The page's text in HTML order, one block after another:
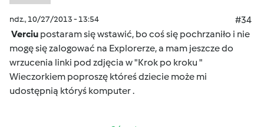
ndz., 10/27/2013 - 13:54
#34
Verciu postaram się wstawić, bo coś się pochrzaniło i nie
mogę się zalogować na Explorerze, a mam jeszcze do
wrzucenia linki pod zdjęcia w "Krok po kroku "
Wieczorkiem poproszę któreś dziecie może mi
udostępnią któryś komputer .